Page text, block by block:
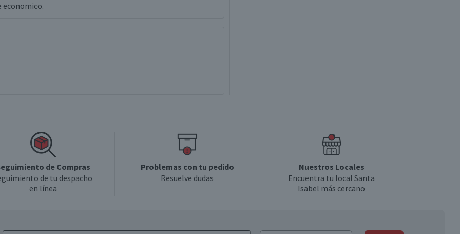
economico.
de Compras
de tu despacho
en línea
Problemas con tu pedido
Resuelve dudas
Nuestros Locales
Encuentra tu local Santa
Isabel más cercano